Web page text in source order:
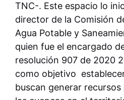
TNC-. Este espacio lo
director de la Comisión
Agua Potable y
quien fue el encargado
resolución 907 de 2020
como objetivo
buscan generar